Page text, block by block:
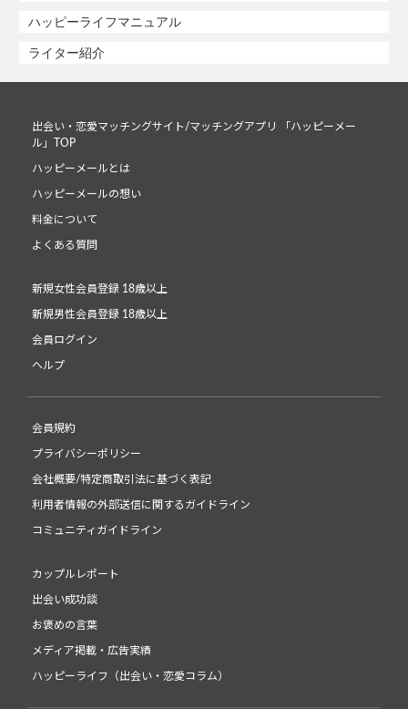
ハッピーライフマニュアル
ライター紹介
出会い・恋愛マッチングサイト/マッチングアプリ 「ハッピーメー
ル」TOP
ハッピーメールとは
ハッピーメールの想い
料金について
よくある質問
新規女性会員登録 18歳以上
新規男性会員登録 18歳以上
会員ログイン
ヘルプ
会員規約
プライバシーポリシー
会社概要/特定商取引法に基づく表記
利用者情報の外部送信に関するガイドライン
コミュニティガイドライン
カップルレポート
出会い成功談
お褒めの言葉
メディア掲載・広告実績
ハッピーライフ（出会い・恋愛コラム）